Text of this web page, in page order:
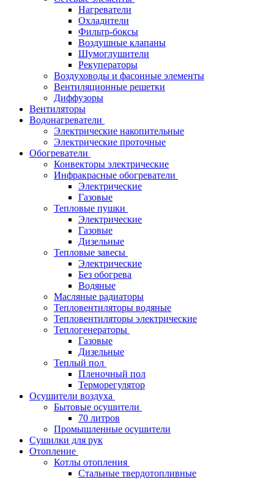
Нагреватели
Охладители
Фильтр-боксы
Воздушные клапаны
Шумоглушители
Рекуператоры
Воздуховоды и фасонные элементы
Вентиляционные решетки
Диффузоры
Вентиляторы
Водонагреватели
Электрические накопительные
Электрические проточные
Обогреватели
Конвекторы электрические
Инфракрасные обогреватели
Электрические
Газовые
Тепловые пушки
Электрические
Газовые
Дизельные
Тепловые завесы
Электрические
Без обогрева
Водяные
Масляные радиаторы
Тепловентиляторы водяные
Тепловентиляторы электрические
Теплогенераторы
Газовые
Дизельные
Теплый пол
Пленочный пол
Терморегулятор
Осушители воздуха
Бытовые осушители
70 литров
Промышленные осушители
Сушилки для рук
Отопление
Котлы отопления
Стальные твердотопливные